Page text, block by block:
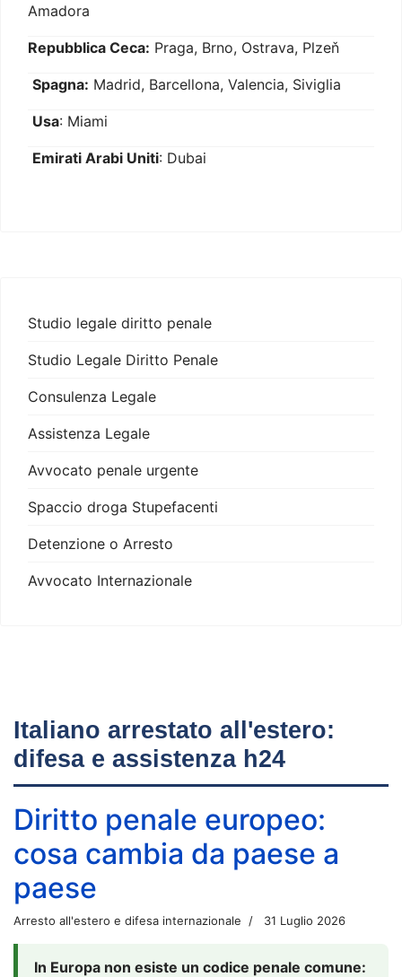
Amadora
Repubblica Ceca: Praga, Brno, Ostrava, Plzeň
Spagna: Madrid, Barcellona, Valencia, Siviglia
Usa: Miami
Emirati Arabi Uniti: Dubai
Studio legale diritto penale
Studio Legale Diritto Penale
Consulenza Legale
Assistenza Legale
Avvocato penale urgente
Spaccio droga Stupefacenti
Detenzione o Arresto
Avvocato Internazionale
Italiano arrestato all'estero:
difesa e assistenza h24
Diritto penale europeo:
cosa cambia da paese a
paese
Arresto all'estero e difesa internazionale 31 Luglio 2026
In Europa non esiste un codice penale comune: